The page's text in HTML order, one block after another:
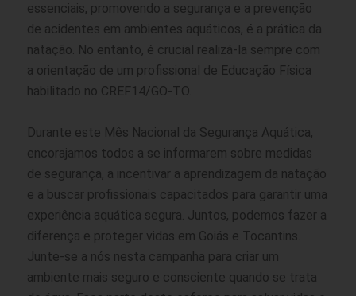
essenciais, promovendo a segurança e a prevenção
de acidentes em ambientes aquáticos, é a prática da
natação. No entanto, é crucial realizá-la sempre com
a orientação de um profissional de Educação Física
habilitado no CREF14/GO-TO.
Durante este Mês Nacional da Segurança Aquática,
encorajamos todos a se informarem sobre medidas
de segurança, a incentivar a aprendizagem da natação
e a buscar profissionais capacitados para garantir uma
experiência aquática segura. Juntos, podemos fazer a
diferença e proteger vidas em Goiás e Tocantins.
Junte-se a nós nesta campanha para criar um
ambiente mais seguro e consciente quando se trata